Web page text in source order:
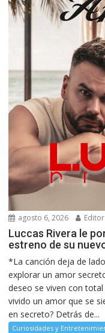
agosto 6, 2026 Editor
Luccas Rivera le
estreno de su
*La canción deja de
explorar un amor
deseo se viven con total
vivido un amor que se
en secreto? Detrás de...
Curiosidades y